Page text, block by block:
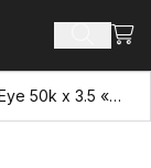
Voir
Pull Eye 50k x 3.5 « API Reg Box